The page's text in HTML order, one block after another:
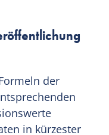
der
in kürzester